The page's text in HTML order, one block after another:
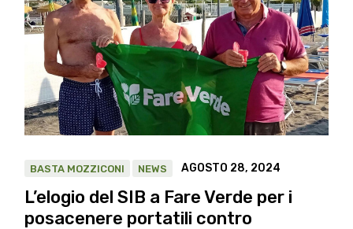
BASTA MOZZICONI NEWS AGOSTO 28, 2024
L’elogio del SIB a Fare Verde per i
posacenere portatili contro